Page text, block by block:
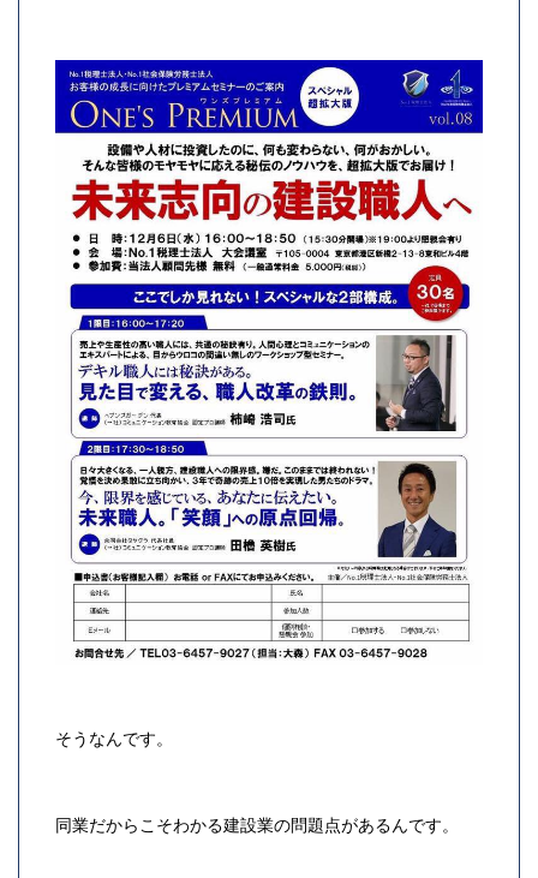
そうなんです。
同業だからこそわかる建設業の問題点があるんです。